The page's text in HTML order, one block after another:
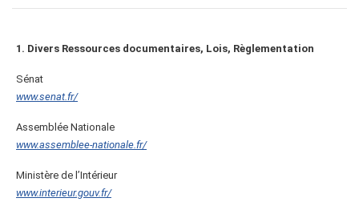
1. Divers Ressources documentaires, Lois, Règlementation
Sénat
www.senat.fr/
Assemblée Nationale
www.assemblee-nationale.fr/
Ministère de l’Intérieur
www.interieur.gouv.fr/